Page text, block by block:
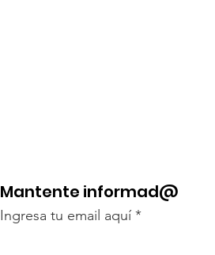
Mantente informad@
Ingresa tu email aquí